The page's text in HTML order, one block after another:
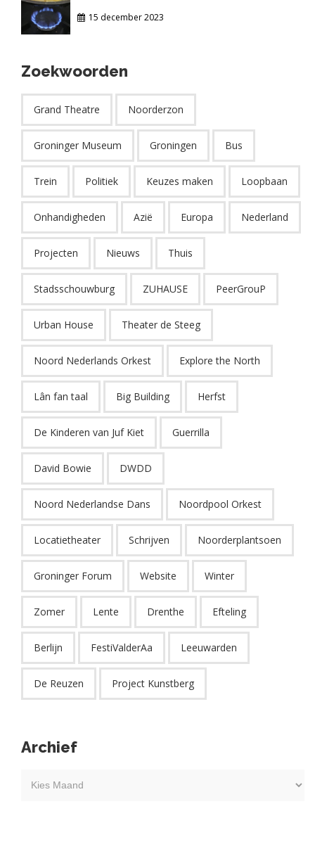
15 december 2023
Zoekwoorden
Grand Theatre Noorderzon
Groninger Museum Groningen Bus
Trein Politiek Keuzes maken Loopbaan
Onhandigheden Azië Europa Nederland
Projecten Nieuws Thuis
Stadsschouwburg ZUHAUSE PeerGrouP
Urban House Theater de Steeg
Noord Nederlands Orkest Explore the North
Lân fan taal Big Building Herfst
De Kinderen van Juf Kiet Guerrilla
David Bowie DWDD
Noord Nederlandse Dans Noordpool Orkest
Locatietheater Schrijven Noorderplantsoen
Groninger Forum Website Winter
Zomer Lente Drenthe Efteling
Berlijn FestiValderAa Leeuwarden
De Reuzen Project Kunstberg
Archief
maand